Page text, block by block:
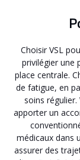
Choisir VSL
privilégier une
place centrale.
de fatigue, en
soins régulier.
apporter un
médicaux dans
assurer des